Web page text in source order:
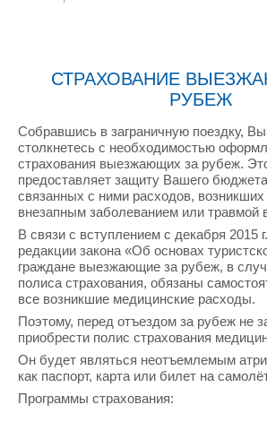
СТРАХОВАНИЕ
РУБЕЖ
Собравшись в заграничную поездку,
столкнетесь с необходимостью
страхования выезжающих за рубеж.
предоставляет защиту Вашего
связанных с ними расходов, возникших
внезапным заболеванием или травмой
В связи с вступлением с декабря 2015
редакции закона «Об основах
граждане выезжающие за рубеж, в
полиса страхования, обязаны
все возникшие медицинские расходы.
Поэтому, перед отъездом за рубеж не
приобрести полис страхования
Он будет являться неотъемлемым
как паспорт, карта или билет на
Программы страхования: